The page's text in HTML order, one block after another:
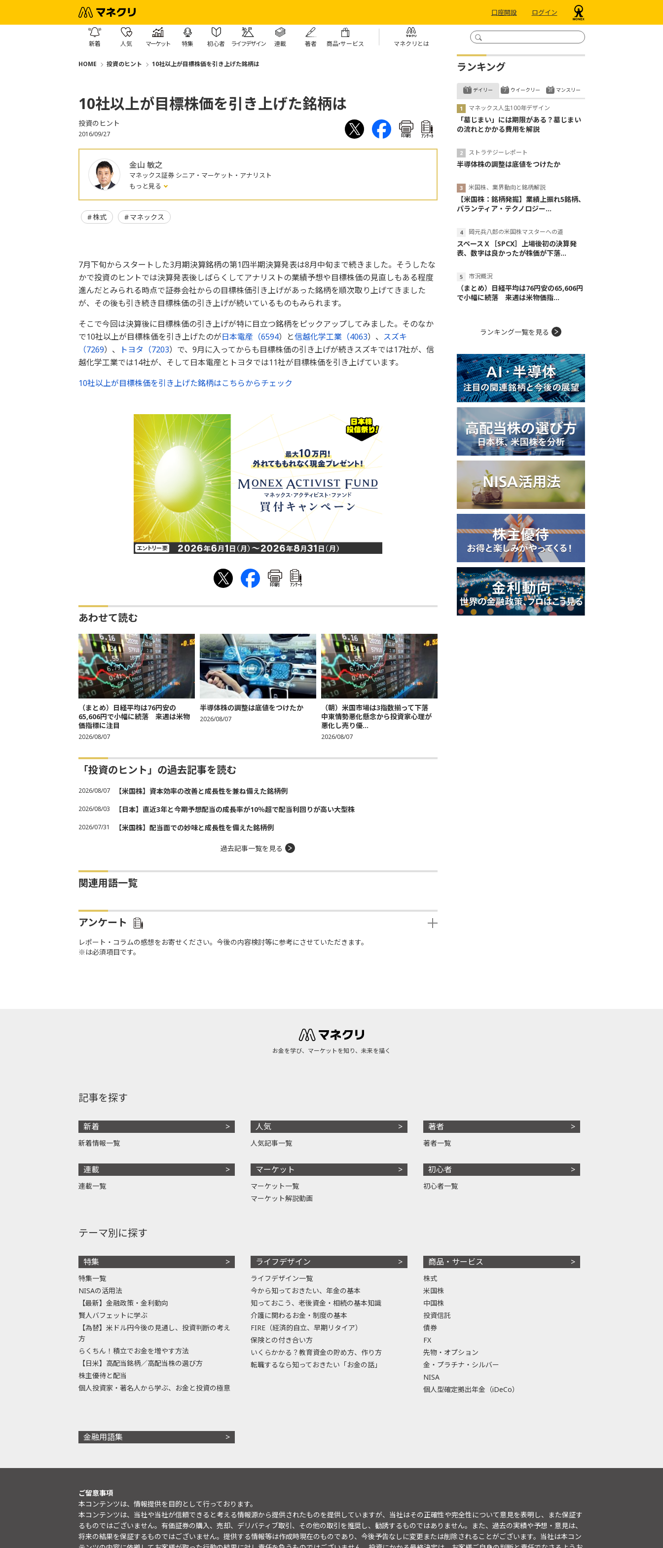
口座開設 ログイン
新着 人気 マーケット 特集 初心者 ライフデザイン 連載 著者 商品・サービス マネクリとは
HOME 投資のヒント 10社以上が目標株価を引き上げた銘柄は
10社以上が目標株価を引き上げた銘柄は
投資のヒント
2016/09/27 印刷 ｱﾝｹｰﾄ
金山 敏之
マネックス証券 シニア・マーケット・アナリスト
もっと見る
株式 マネックス
7月下旬からスタートした3月期決算銘柄の第1四半期決算発表は8月中旬まで続きました。そうしたな
かで投資のヒントでは決算発表後しばらくしてアナリストの業績予想や目標株価の見直しもある程度
進んだとみられる時点で証券会社からの目標株価引き上げがあった銘柄を順次取り上げてきました
が、その後も引き続き目標株価の引き上げが続いているものもみられます。
そこで今回は決算後に目標株価の引き上げが特に目立つ銘柄をピックアップしてみました。そのなか
で10社以上が目標株価を引き上げたのが日本電産（6594）と信越化学工業（4063）、 スズキ
（7269）、 トヨタ（7203）で、9月に入ってからも目標株価の引き上げが続きスズキでは17社が、信
越化学工業では14社が、そして日本電産とトヨタでは11社が目標株価を引き上げています。
10社以上が目標株価を引き上げた銘柄はこちらからチェック
印刷 ｱﾝｹｰﾄ
あわせて読む
（まとめ）日経平均は76円安の
65,606円で小幅に続落 来週は米物
価指標に注目
2026/08/07
半導体株の調整は底値をつけたか
2026/08/07
（朝）米国市場は3指数揃って下落
中東情勢悪化懸念から投資家心理が
悪化し売り優...
2026/08/07
「投資のヒント」の過去記事を読む
2026/08/07 【米国株】資本効率の改善と成長性を兼ね備えた銘柄例
2026/08/03 【日本】直近3年と今期予想配当の成長率が10％超で配当利回りが高い大型株
2026/07/31 【米国株】配当面での妙味と成長性を備えた銘柄例
過去記事一覧を見る
関連用語一覧
アンケート
レポート・コラムの感想をお寄せください。今後の内容検討等に参考にさせていただきます。
※は必須項目です。
ランキング
デイリー
マネックス人生100年デザイン
「墓じまい」には期限がある？墓じまい
の流れとかかる費用を解説
ストラテジーレポート
半導体株の調整は底値をつけたか
米国株、業界動向と銘柄解説
【米国株：銘柄発掘】業績上振れ5銘柄、
パランティア・テクノロジー...
岡元兵八郎の米国株マスターへの道
スペースＸ［SPCX］上場後初の決算発
表、数字は良かったが株価が下落...
市況概況
（まとめ）日経平均は76円安の65,606円
で小幅に続落 来週は米物価指...
ウイークリー マンスリー
ランキング一覧を見る
お金を学び、マーケットを知り、未来を描く
記事を探す
新着
新着情報一覧
連載
連載一覧
人気
人気記事一覧
マーケット
マーケット一覧
マーケット解説動画
著者
著者一覧
初心者
初心者一覧
テーマ別に探す
特集
特集一覧
NISAの活用法
【最新】金融政策・金利動向
賢人バフェットに学ぶ
【為替】米ドル円今後の見通し、投資判断の考え
方
らくちん！積立でお金を増やす方法
【日米】高配当銘柄／高配当株の選び方
株主優待と配当
個人投資家・著名人から学ぶ、お金と投資の極意
ライフデザイン
ライフデザイン一覧
今から知っておきたい、年金の基本
知っておこう、老後資金・相続の基本知識
介護に関わるお金・制度の基本
FIRE（経済的自立、早期リタイア）
保険との付き合い方
いくらかかる？教育資金の貯め方、作り方
転職するなら知っておきたい「お金の話」
商品・サービス
株式
米国株
中国株
投資信託
債券
FX
先物・オプション
金・プラチナ・シルバー
NISA
個人型確定拠出年金（iDeCo）
金融用語集
ご留意事項
本コンテンツは、情報提供を目的として行っております。
本コンテンツは、当社や当社が信頼できると考える情報源から提供されたものを提供していますが、当社はその正確性や完全性について意見を表明し、また保証す
るものではございません。有価証券の購入、売却、デリバティブ取引、その他の取引を推奨し、勧誘するものではありません。また、過去の実績や予想・意見は、
将来の結果を保証するものではございません。提供する情報等は作成時現在のものであり、今後予告なしに変更または削除されることがございます。当社は本コン